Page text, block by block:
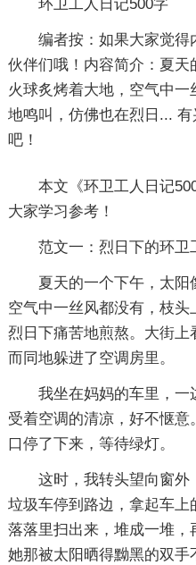
环卫工人日记500字
编者按： 如果大家觉得
伙伴们哦！内容简介：夏
火球炙烤着大地，空气中
地鸣叫，仿佛也在烈日...
吧！
本文《环卫工人日记
大家学习参考！
范文一：烈日下的环卫
夏天的一个下午，太阳
空气中一丝风都没有，枝
烈日下痛苦地煎熬。大街
而同地躲进了空调房里。
我坐在妈妈的车里，
受着空调的清凉，好不惬
口停了下来，等待绿灯。
这时，我转头望向窗
垃圾车停到路边，拿起车上
落落里扫出来，堆成一堆，
她那被太阳晒得黝黑的双